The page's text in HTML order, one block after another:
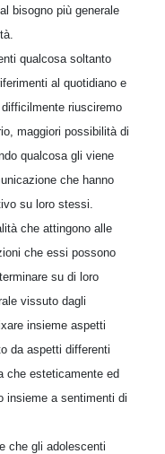
bisogno più generale
qualcosa soltanto
al quotidiano e
riusciremo
maggiori possibilità di
qualcosa gli viene
che hanno
su loro stessi.
che attingono alle
che essi possono
su di loro
vissuto dagli
insieme aspetti
da aspetti differenti
che esteticamente ed
insieme a sentimenti di
che gli adolescenti